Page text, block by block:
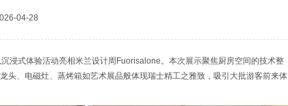
04-28
浸式体验活动亮相米兰设计周Fuorisalone。本次展示聚焦厨房空间的技术整
头、电磁灶、蒸烤箱如艺术展品般体现瑞士精工之雅致，吸引大批游客前来体